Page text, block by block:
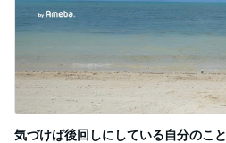
気づけば後回しにしている自分のこと